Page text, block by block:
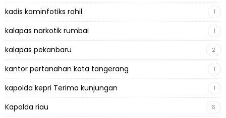
kadis kominfotiks rohil 1
kalapas narkotik rumbai 1
kalapas pekanbaru 2
kantor pertanahan kota tangerang 1
kapolda kepri Terima kunjungan 1
Kapolda riau 6